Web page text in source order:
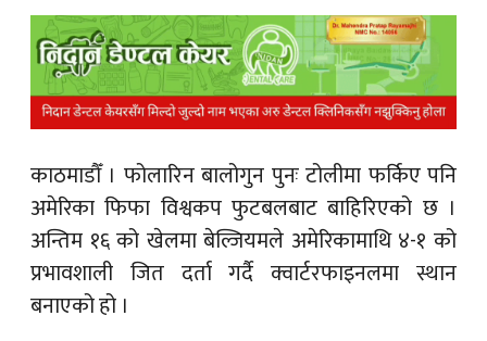
काठमाडौँ । फोलारिन बालोगुन पुनः टोलीमा फर्किए पनि
अमेरिका फिफा विश्वकप फुटबलबाट बाहिरिएको छ ।
अन्तिम १६ को खेलमा बेल्जियमले अमेरिकामाथि ४-१ को
प्रभावशाली जित दर्ता गर्दै क्वार्टरफाइनलमा स्थान
बनाएको हो ।